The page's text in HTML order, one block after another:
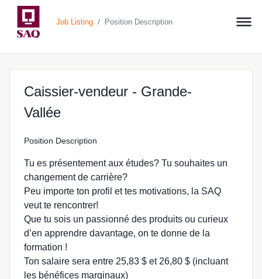
Job Listing / Position Description
Caissier-vendeur - Grande-
Valléeat SAQ.COM in Grande-Vallée
Position Description
Tu es présentement aux études? Tu souhaites un
changement de carrière?
Peu importe ton profil et tes motivations, la SAQ
veut te rencontrer!
Que tu sois un passionné des produits ou curieux
d’en apprendre davantage, on te donne de la
formation !
Ton salaire sera entre 25,83 $ et 26,80 $ (incluant
les bénéfices marginaux)